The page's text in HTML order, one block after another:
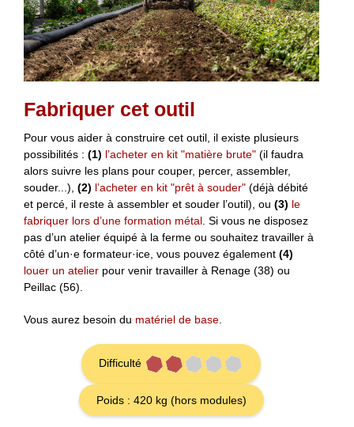
Fabriquer cet outil
Pour vous aider à construire cet outil, il existe plusieurs
possibilités : (1) l’acheter en kit "matière brute" (il faudra
alors suivre les plans pour couper, percer, assembler,
souder...), (2) l’acheter en kit "prêt à souder" (déjà débité
et percé, il reste à assembler et souder l’outil), ou (3) le
fabriquer lors d’une formation métal . Si vous ne disposez
pas d’un atelier équipé à la ferme ou souhaitez travailler à
côté d’un·e formateur·ice, vous pouvez également (4)
louer un atelier pour venir travailler à Renage (38) ou
Peillac (56).
Vous aurez besoin du matériel de base
Difficulté
Poids : 420 kg (hors modules)